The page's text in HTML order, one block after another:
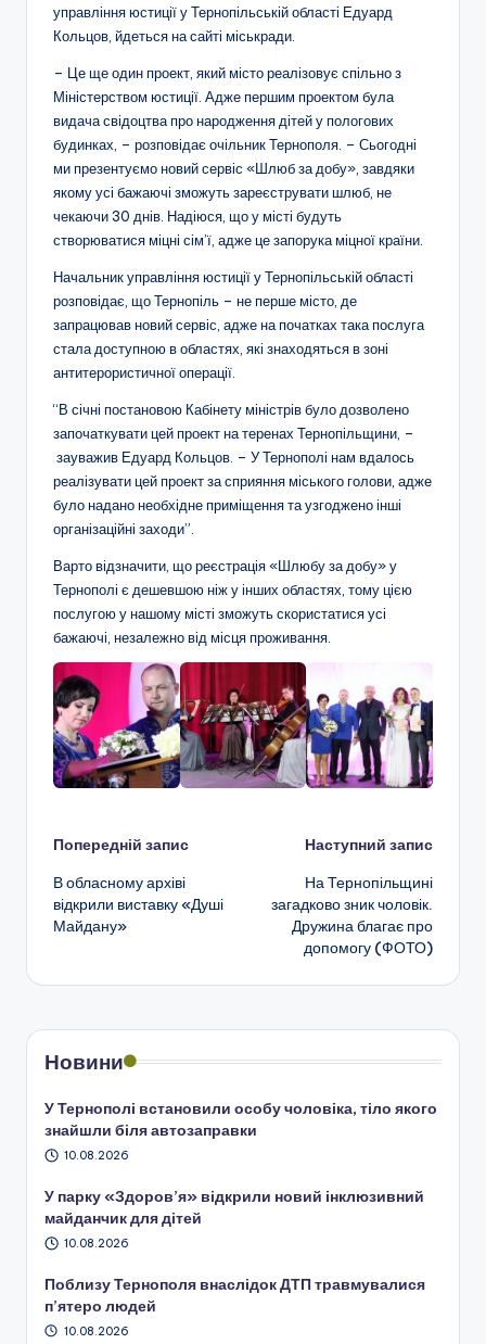
управління юстиції у Тернопільській області Едуард
Кольцов, йдеться на сайті міськради.
– Це ще один проект, який місто реалізовує спільно з
Міністерством юстиції. Адже першим проектом була
видача свідоцтва про народження дітей у пологових
будинках, – розповідає очільник Тернополя. – Сьогодні
ми презентуємо новий сервіс «Шлюб за добу», завдяки
якому усі бажаючі зможуть зареєструвати шлюб, не
чекаючи 30 днів. Надіюся, що у місті будуть
створюватися міцні сім’ї, адже це запорука міцної країни.
Начальник управління юстиції у Тернопільській області
розповідає, що Тернопіль – не перше місто, де
запрацював новий сервіс, адже на початках така послуга
стала доступною в областях, які знаходяться в зоні
антитерористичної операції.
“В січні постановою Кабінету міністрів було дозволено
започаткувати цей проект на теренах Тернопільщини, –
зауважив Едуард Кольцов. – У Тернополі нам вдалось
реалізувати цей проект за сприяння міського голови, адже
було надано необхідне приміщення та узгоджено інші
організаційні заходи”.
Варто відзначити, що реєстрація «Шлюбу за добу» у
Тернополі є дешевшою ніж у інших областях, тому цією
послугою у нашому місті зможуть скористатися усі
бажаючі, незалежно від місця проживання.
Навігація
по
запису
Попередній запис
В обласному архіві
відкрили виставку «Душі
Майдану»
Наступний запис
На Тернопільщині
загадково зник чоловік.
Дружина благає про
допомогу (ФОТО)
Новини
У Тернополі встановили особу чоловіка, тіло якого
знайшли біля автозаправки
10.08.2026
У парку «Здоров’я» відкрили новий інклюзивний
майданчик для дітей
10.08.2026
Поблизу Тернополя внаслідок ДТП травмувалися
п’ятеро людей
10.08.2026